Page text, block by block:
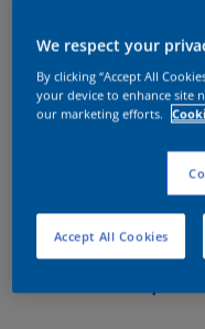
We respect your
By clicking “Accept All
your device to enhance site
our marketing efforts.
Accept All Cookies